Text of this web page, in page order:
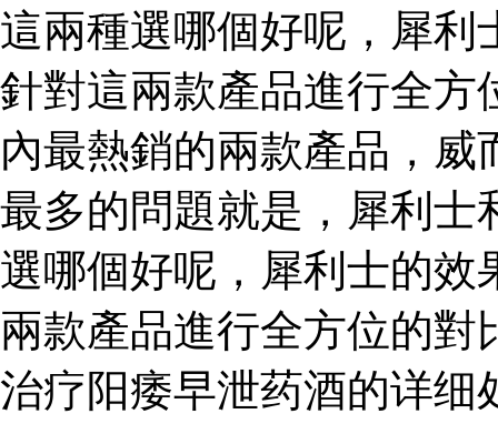
這兩種選哪個好呢，犀利
針對這兩款產品進行全方
內最熱銷的兩款產品，
最多的問題就是，犀利士
選哪個好呢，犀利士的效
兩款產品進行全方位的
治疗阳痿早泄药酒的详细